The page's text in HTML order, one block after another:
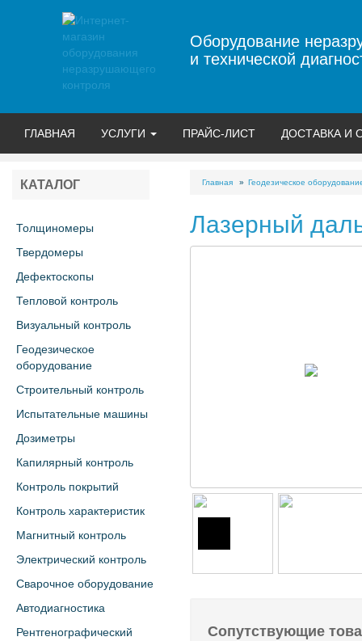
Оборудование
и технической
ГЛАВНАЯ УСЛУГИ ПРАЙС-ЛИСТ ДОСТАВКА И
КАТАЛОГ
Толщиномеры
Твердомеры
Дефектоскопы
Тепловой контроль
Визуальный контроль
Геодезическое
оборудование
Строительный контроль
Испытательные машины
Дозиметры
Капилярный контроль
Контроль покрытий
Контроль характеристик
Магнитный контроль
Электрический контроль
Сварочное оборудование
Автодиагностика
Рентгенографический
Главная Геодезическое
Лазерный
Сопутствующие